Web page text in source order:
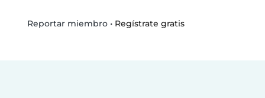
Reportar miembro• Regístrate gratis